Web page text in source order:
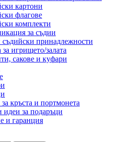
картони
флагове
комплекти
за съдии
съдийски принадлежности
игрището/залата
сакове и куфари
кръста и портмонета
идеи за подаръци
и гаранция